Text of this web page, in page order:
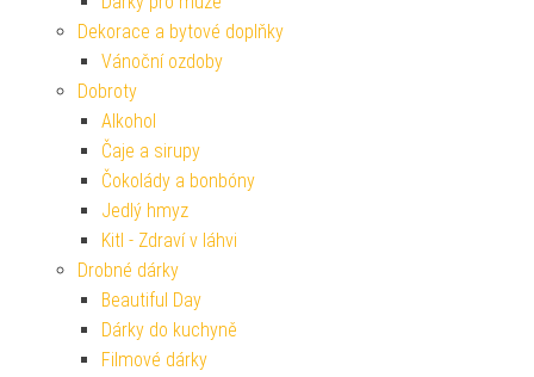
Dekorace a bytové doplňky
Vánoční ozdoby
Dobroty
Alkohol
Čaje a sirupy
Čokolády a bonbóny
Jedlý hmyz
Kitl - Zdraví v láhvi
Drobné dárky
Beautiful Day
Dárky do kuchyně
Filmové dárky